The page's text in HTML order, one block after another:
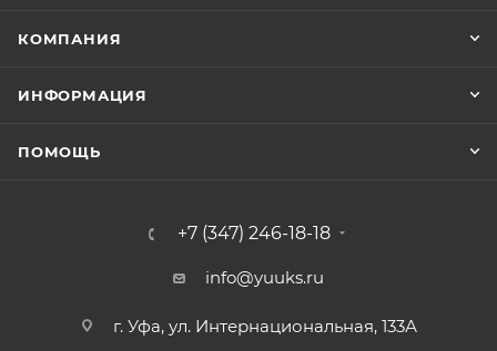
КОМПАНИЯ
ИНФОРМАЦИЯ
ПОМОЩЬ
+7 (347) 246-18-18
info@yuuks.ru
г. Уфа, ул. Интернациональная, 133А